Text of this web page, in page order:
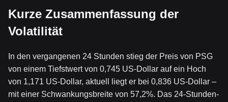
Kurze Zusammenfassung der
Volatilität
In den vergangenen 24 Stunden stieg der Preis von PSG
von einem Tiefstwert von 0,745 US-Dollar auf ein Hoch
von 1,171 US-Dollar, aktuell liegt er bei 0,836 US-Dollar –
mit einer Schwankungsbreite von 57,2%. Das 24-Stunden-